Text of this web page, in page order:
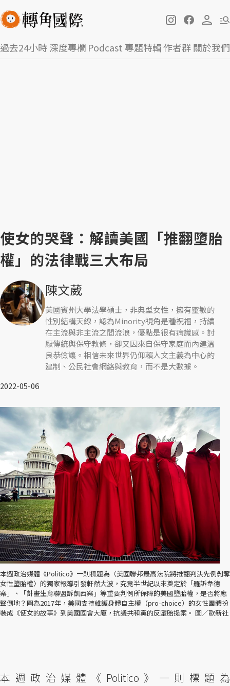
過去24小時深度專欄 Podcast 專題特輯作者群關於我們
使女的哭聲：解讀美國「推翻墮胎
權」的法律戰三大布局
陳文葳
美國賓州大學法學碩士，非典型女性，擁有靈敏的
性別結構天線，認為Minority視角是種祝福，持續
在主流與非主流之間流浪，優點是很有病識感。討
厭傳統與保守教條，卻又因來自保守家庭而內建溫
良恭儉讓。相信未來世界仍仰賴人文主義為中心的
建制、公民社會網絡與教育，而不是大數據。
2022-05-06
本週政治媒體《Politico》一則標題為〈美國聯邦最高法院將推翻判決先例剝奪
女性墮胎權〉的獨家報導引發軒然大波，究竟半世紀以來奠定於「羅訴韋德
案」、「計畫生育聯盟訴凱西案」等重要判例所保障的美國墮胎權，是否將應
聲倒地？圖為2017年，美國支持維護身體自主權（pro-choice）的女性團體扮
裝成《使女的故事》到美國國會大廈，抗議共和黨的反墮胎提案。 圖／歐新社
本週政治媒體《Politico》一則標題為